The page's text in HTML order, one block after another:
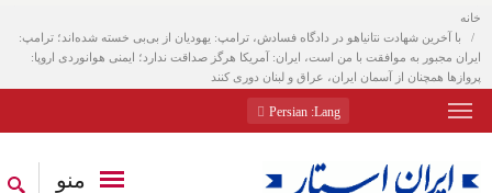
خانه
با آخرین شهادت نتانیاهو در دادگاه فسادش، ترامپ: یهودیان از بی‌بی خسته شده‌اند؛ ترامپ:
ایران مجبور به موافقت با من است، ایران: آمریکا هرگز صداقت ندارد؛ ایمنی هوانوردی اروپا:
پروازها همچنان از آسمان ایران، عراق و لبنان دوری کنند
Lang
: Persian
منو